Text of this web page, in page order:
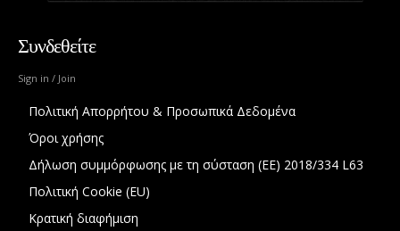
Συνδεθείτε
Sign in / Join
Πολιτική Απορρήτου & Προσωπικά Δεδομένα
Όροι χρήσης
Δήλωση συμμόρφωσης με τη σύσταση (ΕΕ) 2018/334 L63
Πολιτική Cookie (EU)
Κρατική διαφήμιση